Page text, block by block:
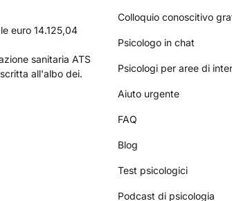
euro 14.125,04
sanitaria ATS
all'albo dei.
Colloquio conoscitivo
Psicologo in chat
Psicologi per aree di
Aiuto urgente
FAQ
Blog
Test psicologici
Podcast di psicologia